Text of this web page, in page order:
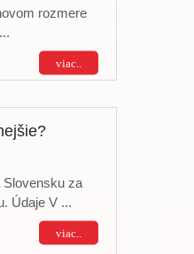
rozmere
viac..
Slovensku za
Údaje V ...
viac..